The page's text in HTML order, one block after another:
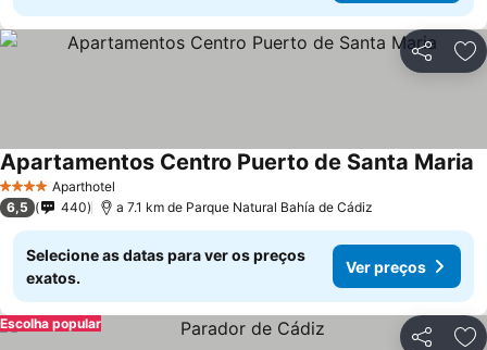
Partilhar
4 EstrelasAparthotel
Apartamentos Centro Puerto de Santa Maria
6,5 440 a 7.1 km de Parque Natural Bahía de Cádiz
Selecione as datas para ver os preços
exatos.
Ver preços
Escolha popular